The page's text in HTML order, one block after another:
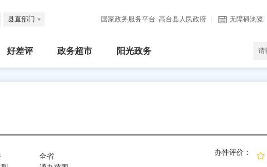
县直部门 国家政务服务平台 高台县人民政府 无障碍浏览
好差评 政务超市 阳光政务
全省
办件评价：